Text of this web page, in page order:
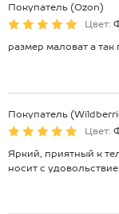
Покупатель (Ozon)
Цвет:
размер маловат а
Покупатель
Цвет:
Яркий, приятный к
носит с